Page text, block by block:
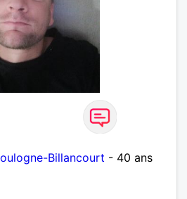
Billancourt - 40 ans